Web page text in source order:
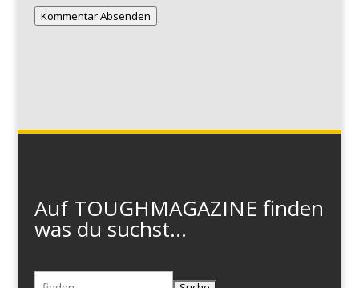
Kommentar Absenden
Auf TOUGHMAGAZINE finden
was du suchst...
Suchen